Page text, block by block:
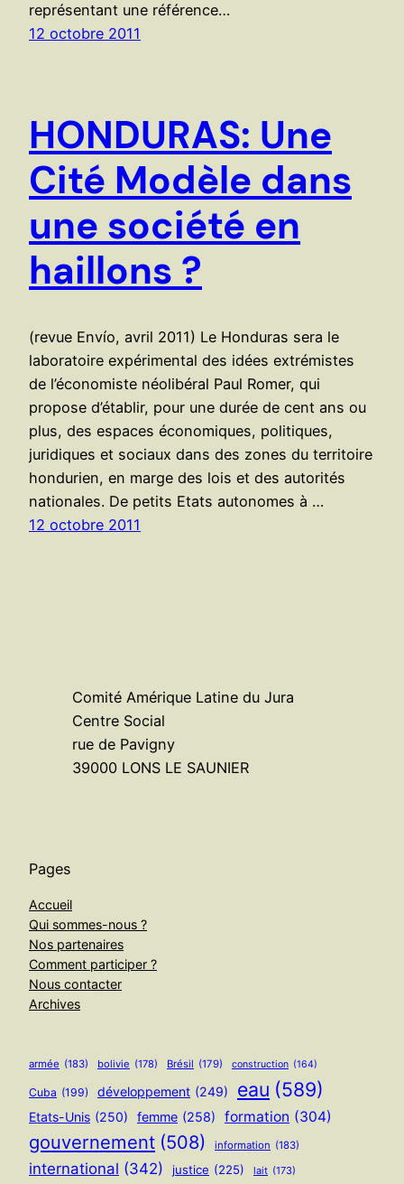
représentant une référence…
12 octobre 2011
HONDURAS: Une
Cité Modèle dans
une société en
haillons ?
(revue Envío, avril 2011) Le Honduras sera le
laboratoire expérimental des idées extrémistes
de l’économiste néolibéral Paul Romer, qui
propose d’établir, pour une durée de cent ans ou
plus, des espaces économiques, politiques,
juridiques et sociaux dans des zones du territoire
hondurien, en marge des lois et des autorités
nationales. De petits Etats autonomes à …
12 octobre 2011
Comité Amérique Latine du Jura
Centre Social
rue de Pavigny
39000 LONS LE SAUNIER
Pages
Accueil
Qui sommes-nous ?
Nos partenaires
Comment participer ?
Nous contacter
Archives
armée (183) bolivie (178) Brésil (179) construction (164)
Cuba (199) développement (249) eau (589)
Etats-Unis (250) femme (258) formation (304)
gouvernement (508) information (183)
international (342) justice (225) lait (173)